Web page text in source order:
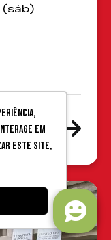
em
este site,
@